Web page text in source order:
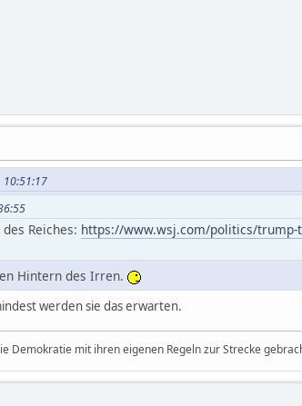
10:51:17
Reiches: https://www.wsj.com/politics/trump-
Hintern des Irren.
werden sie das erwarten.
Demokratie mit ihren eigenen Regeln zur Strecke